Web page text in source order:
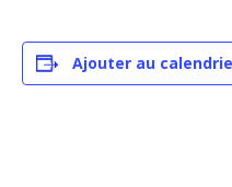
Ajouter au